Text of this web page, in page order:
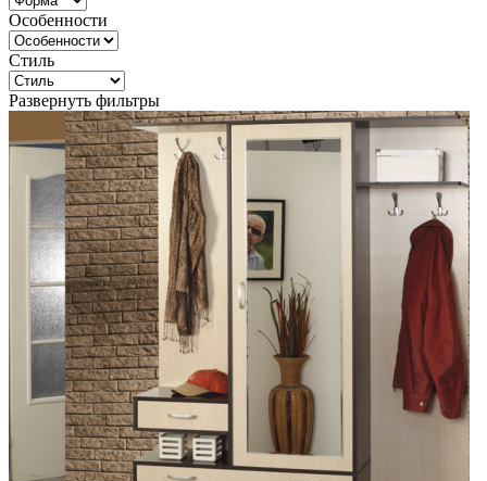
Особенности
Стиль
Развернуть фильтры